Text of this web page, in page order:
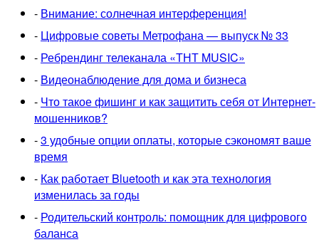
- Внимание: солнечная интерференция!
- Цифровые советы Метрофана — выпуск № 33
- Ребрендинг телеканала «ТНТ MUSIC»
- Видеонаблюдение для дома и бизнеса
- Что такое фишинг и как защитить себя от Интернет-
мошенников?
-3 удобные опции оплаты, которые сэкономят ваше
время
- Как работает Bluetooth и как эта технология
изменилась за годы
- Родительский контроль: помощник для цифрового
баланса